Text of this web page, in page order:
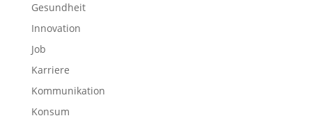
Gesundheit
Innovation
Job
Karriere
Kommunikation
Konsum